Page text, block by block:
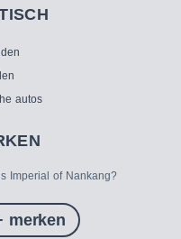
autos
Imperial of Nankang?
merken